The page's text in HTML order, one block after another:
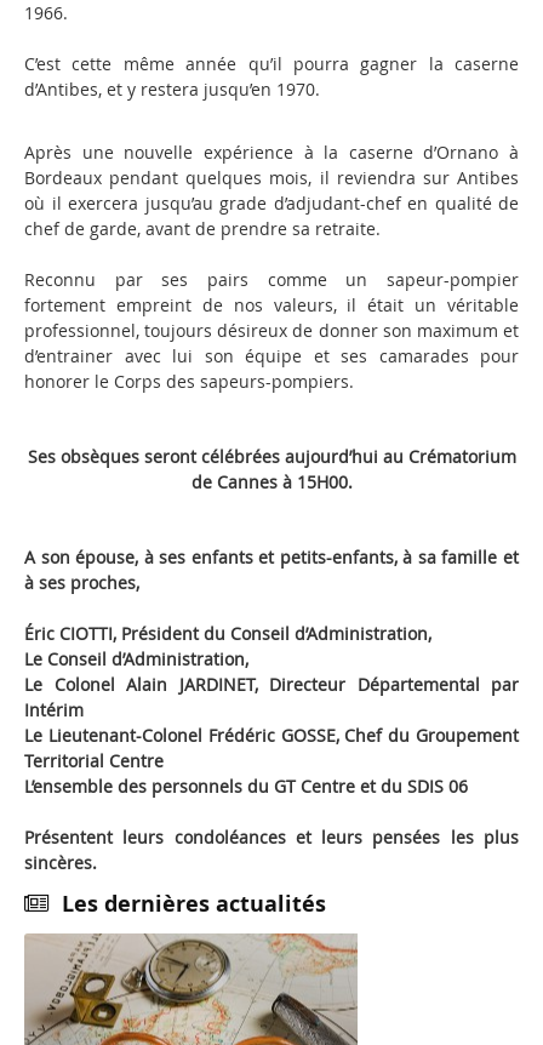
1966.
C’est cette même année qu’il pourra gagner la caserne
d’Antibes, et y restera jusqu’en 1970.
Après une nouvelle expérience à la caserne d’Ornano à
Bordeaux pendant quelques mois, il reviendra sur Antibes
où il exercera jusqu’au grade d’adjudant-chef en qualité de
chef de garde, avant de prendre sa retraite.
Reconnu par ses pairs comme un sapeur-pompier
fortement empreint de nos valeurs, il était un véritable
professionnel, toujours désireux de donner son maximum et
d’entrainer avec lui son équipe et ses camarades pour
honorer le Corps des sapeurs-pompiers.
Ses obsèques seront célébrées aujourd’hui au Crématorium
de Cannes à 15H00.
A son épouse, à ses enfants et petits-enfants, à sa famille et
à ses proches,
Éric CIOTTI, Président du Conseil d’Administration,
Le Conseil d’Administration,
Le Colonel Alain JARDINET, Directeur Départemental par
Intérim
Le Lieutenant-Colonel Frédéric GOSSE, Chef du Groupement
Territorial Centre
L’ensemble des personnels du GT Centre et du SDIS 06
Présentent leurs condoléances et leurs pensées les plus
sincères.
Les dernières actualités